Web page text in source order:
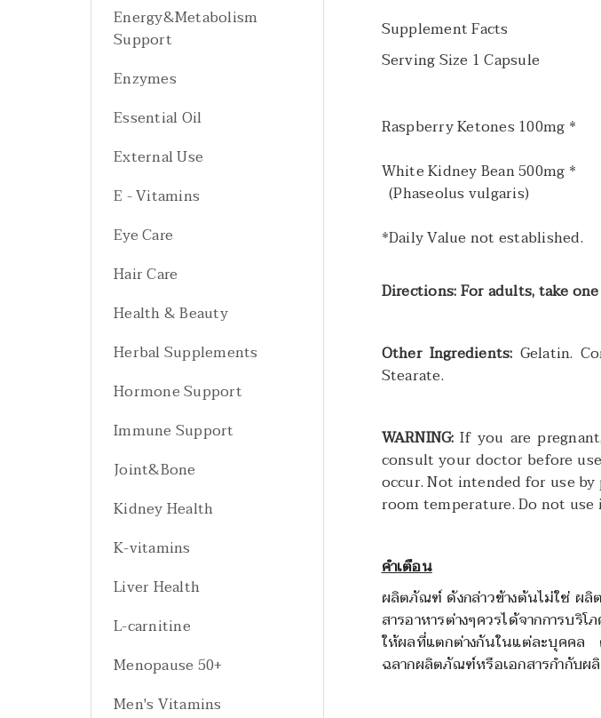
Energy&Metabolism
Support
Enzymes
Essential Oil
External Use
E - Vitamins
Eye Care
Hair Care
Health & Beauty
Herbal Supplements
Hormone Support
Immune Support
Joint&Bone
Kidney Health
K-vitamins
Liver Health
L-carnitine
Menopause 50+
Men's Vitamins
Supplement Facts
Serving Size 1 Capsule
Raspberry Ketones 100mg *
White Kidney Bean 500mg *
(Phaseolus vulgaris)
*Daily Value not established.
Directions:For adults, take
Other Ingredients: Gelatin.
Stearate.
WARNING: If you are
consult your doctor before
occur. Not intended for use
room temperature. Do not
คำเตือน
ผลิตภัณฑ์ ดังกล่าวข้างต้นไม่ใช่ ผลิ
สารอาหารต่างๆควรได้จากการบริ
ให้ผลที่แตกต่างกันในแต่ละบุคคล
ฉลากผลิตภัณฑ์หรือเอกสารกำกับ